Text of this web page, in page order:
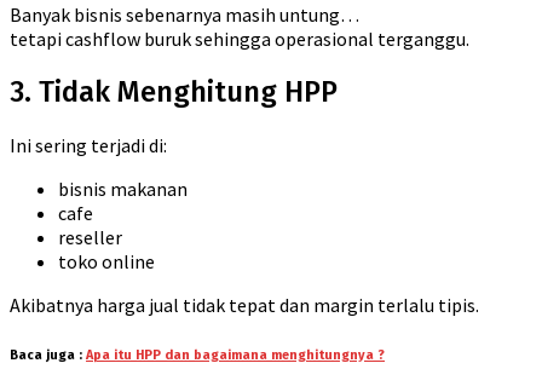
Banyak bisnis sebenarnya masih untung…
tetapi cashflow buruk sehingga operasional terganggu.
3. Tidak Menghitung HPP
Ini sering terjadi di:
bisnis makanan
cafe
reseller
toko online
Akibatnya harga jual tidak tepat dan margin terlalu tipis.
Baca juga : Apa itu HPP dan bagaimana menghitungnya ?